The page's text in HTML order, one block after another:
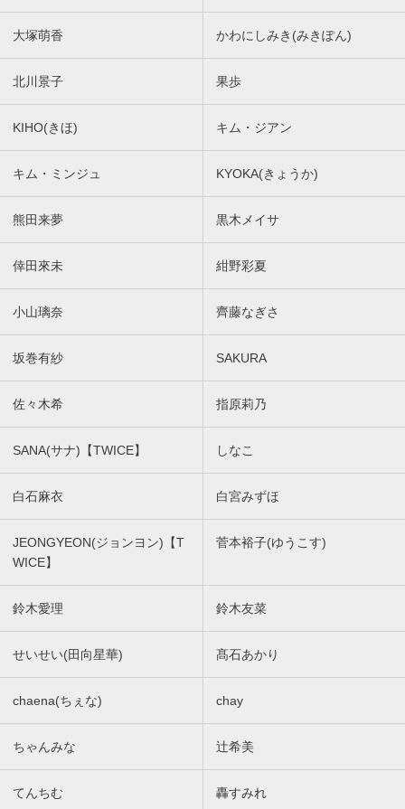
大塚萌香 かわにしみき(みきぽん)
北川景子 果歩
KIHO(きほ) キム・ジアン
キム・ミンジュ KYOKA(きょうか)
熊田来夢 黒木メイサ
倖田來未 紺野彩夏
小山璃奈 齊藤なぎさ
坂巻有紗 SAKURA
佐々木希 指原莉乃
SANA(サナ)【TWICE】 しなこ
白石麻衣 白宮みずほ
JEONGYEON(ジョンヨン)【T
WICE】
菅本裕子(ゆうこす)
鈴木愛理 鈴木友菜
せいせい(田向星華) 髙石あかり
chaena(ちぇな) chay
ちゃんみな 辻希美
てんちむ 轟すみれ